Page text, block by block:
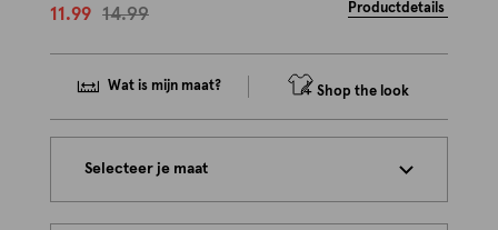
11.99 14.99 Productdetails
Wat is mijn maat? Shop the look
Selecteer je maat